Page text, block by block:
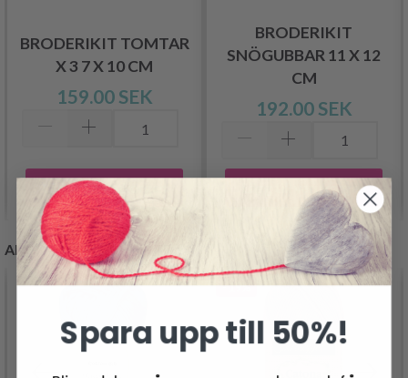
BRODERIKIT TOMTAR
X 3 7 X 10 CM
159.00 SEK
Lägg till varukorgen
BRODERIKIT
SNÖGUBBAR 11 X 12
CM
192.00 SEK
Lägg till varukorgen
ANDRA KUNDER KÖPTE
- 19%
Spara upp till 50%!